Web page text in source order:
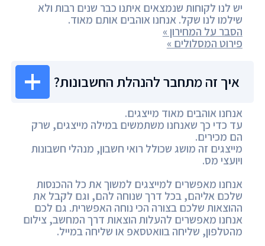
יש לנו לקוחות שנמצאים איתנו כבר שנים רבות ולא
שילמו לנו שקל. אנחנו אוהבים אותם מאוד.
הסבר על המחירון »
פירוט המסלולים »
איך זה מתחבר להנהלת החשבונות?
אנחנו אוהבים מאוד מייצגים.
עד כדי כך שאנחנו משתמשים במילה מייצגים, שרק
הם מכירים.
מייצגים זה מושג שכולל רואי חשבון, מנהלי חשבונות
ויועצי מס.
אנחנו מאפשרים למייצגים למשוך את כל ההכנסות
שלכם אליהם, בכל דרך שנוחה להם, וגם לקבל את
ההוצאות שלכם בצורה הכי נוחה האפשרית. גם לכם
אנחנו מאפשרים להעלות הוצאות דרך המחשב, צילום
מהטלפון, שליחה בוואטסאפ או שליחה במייל.